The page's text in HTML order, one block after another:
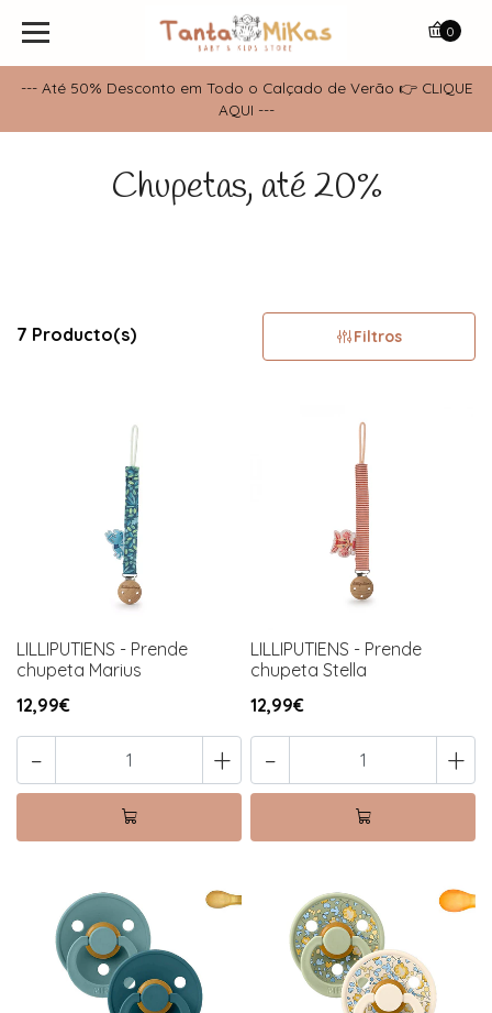
--- Até 50% Desconto em Todo o Calçado de Verão 👉 CLIQUE
AQUI ---
0
Chupetas, até 20%
7 Producto(s) Filtros
LILLIPUTIENS - Prende
chupeta Marius
12,99€
- +
LILLIPUTIENS - Prende
chupeta Stella
12,99€
- +